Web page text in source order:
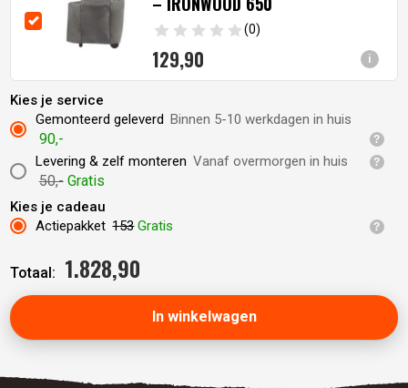
i
(0)
129,90
Kies je service
Gemonteerd geleverd Binnen 5-10 werkdagen in huis
90,-
Levering & zelf monteren Vanaf overmorgen in huis
50,- Gratis
Kies je cadeau
Actiepakket 153Gratis
Totaal: 1.828,90
In winkelwagen